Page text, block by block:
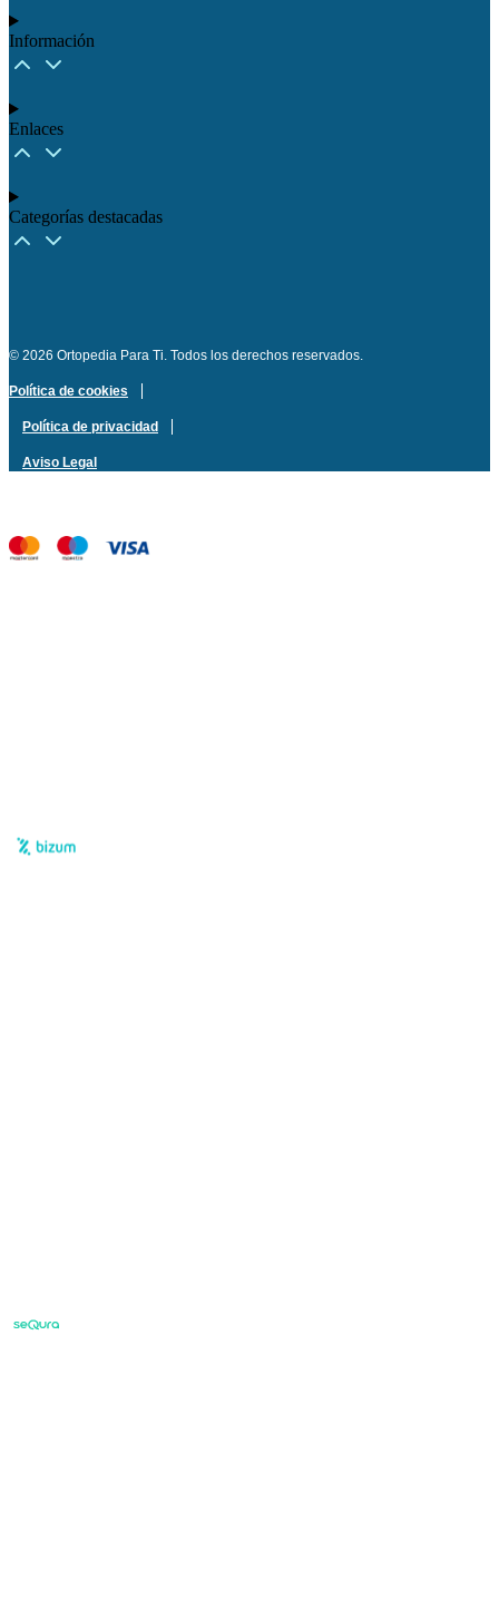
Información
Enlaces
Categorías destacadas​
© 2026 Ortopedia Para Ti. Todos los derechos reservados.
Política de cookies
Política de privacidad
Aviso Legal